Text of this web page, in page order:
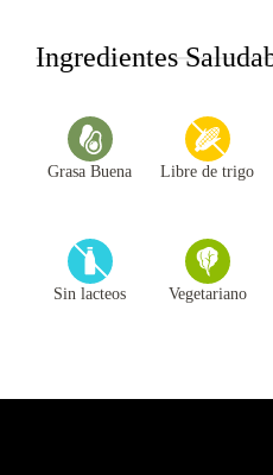
Ingredientes
Grasa Buena Libre de trigo
Sin lacteos Vegetariano